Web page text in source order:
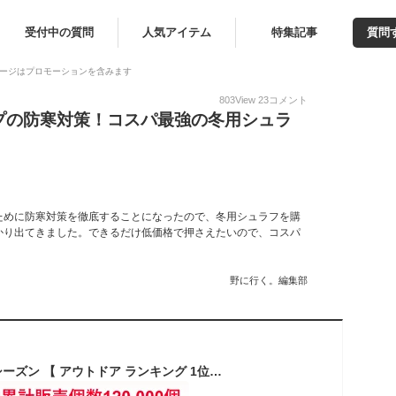
受付中の質問 人気アイテム 特集記事 質問
ジはプロモーションを含みます
803View 23コメント
防寒対策！コスパ最強の冬用シュラ
に防寒対策を徹底することになったので、冬用シュラフを購
出てきました。できるだけ低価格で押さえたいので、コスパ
野に行く。編集部
寝袋 －15℃ オール シーズン 【 アウトドア ランキング 1位獲得 】 シュラフ キャンプ シェラフ 封筒型 −15度 夏 夏用 夏用寝袋 封筒型寝袋 封筒型シュラフ 洗える 丸洗い ワイドサイズ コンパクト 大きい ワイド 布団 代わり 車中泊 おしゃれ あったか 洗濯 部屋 室内